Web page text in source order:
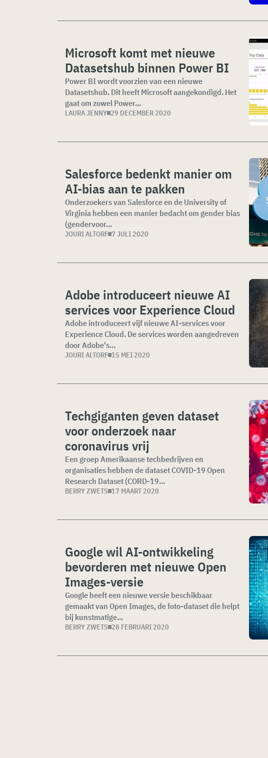
Microsoft komt met nieuwe
Datasetshub binnen Power BI
Power BI wordt voorzien van een nieuwe
Datasetshub. Dit heeft Microsoft aangekondigd. Het
gaat om zowel Power...
LAURA JENNY 29 DECEMBER 2020
Salesforce bedenkt manier om
AI-bias aan te pakken
Onderzoekers van Salesforce en de University of
Virginia hebben een manier bedacht om gender bias
(gendervoor...
JOURI ALTORF 7 JULI 2020
Adobe introduceert nieuwe AI
services voor Experience Cloud
Adobe introduceert vijf nieuwe AI-services voor
Experience Cloud. De services worden aangedreven
door Adobe's...
JOURI ALTORF 15 MEI 2020
Techgiganten geven dataset
voor onderzoek naar
coronavirus vrij
Een groep Amerikaanse techbedrijven en
organisaties hebben de dataset COVID-19 Open
Research Dataset (CORD-19...
BERRY ZWETS 17 MAART 2020
Google wil AI-ontwikkeling
bevorderen met nieuwe Open
Images-versie
Google heeft een nieuwe versie beschikbaar
gemaakt van Open Images, de foto-dataset die helpt
bij kunstmatige...
BERRY ZWETS 28 FEBRUARI 2020